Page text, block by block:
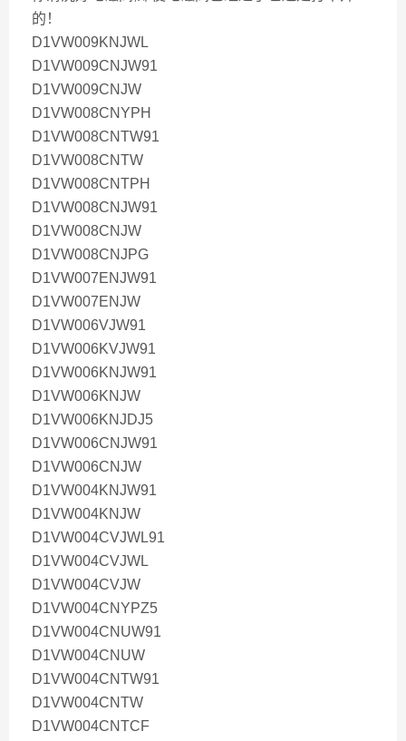
的！
D1VW009KNJWL
D1VW009CNJW91
D1VW009CNJW
D1VW008CNYPH
D1VW008CNTW91
D1VW008CNTW
D1VW008CNTPH
D1VW008CNJW91
D1VW008CNJW
D1VW008CNJPG
D1VW007ENJW91
D1VW007ENJW
D1VW006VJW91
D1VW006KVJW91
D1VW006KNJW91
D1VW006KNJW
D1VW006KNJDJ5
D1VW006CNJW91
D1VW006CNJW
D1VW004KNJW91
D1VW004KNJW
D1VW004CVJWL91
D1VW004CVJWL
D1VW004CVJW
D1VW004CNYPZ5
D1VW004CNUW91
D1VW004CNUW
D1VW004CNTW91
D1VW004CNTW
D1VW004CNTCF